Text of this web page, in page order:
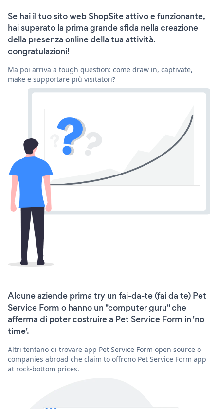
Se hai il tuo sito web ShopSite attivo e funzionante,
hai superato la prima grande sfida nella creazione
della presenza online della tua attività.
congratulazioni!
Ma poi arriva a tough question: come draw in, captivate,
make e supportare più visitatori?
Alcune aziende prima try un fai-da-te (fai da te) Pet
Service Form o hanno un "computer guru" che
afferma di poter costruire a Pet Service Form in 'no
time'.
Altri tentano di trovare app Pet Service Form open source o
companies abroad che claim to offrono Pet Service Form app
at rock-bottom prices.